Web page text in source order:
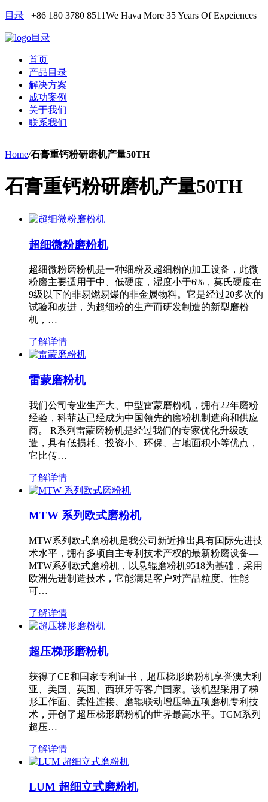
目录 +86 180 3780 8511We Hava More 35 Years Of Expeiences
目录
首页
产品目录
解决方案
成功案例
关于我们
联系我们
Home/石膏重钙粉研磨机产量50TH
石膏重钙粉研磨机产量50TH
超细微粉磨粉机
超细微粉磨粉机是一种细粉及超细粉的加工设备，此微
粉磨主要适用于中、低硬度，湿度小于6%，莫氏硬度在
9级以下的非易燃易爆的非金属物料。它是经过20多次的
试验和改进，为超细粉的生产而研发制造的新型磨粉
机，…
了解详情
雷蒙磨粉机
我们公司专业生产大、中型雷蒙磨粉机，拥有22年磨粉
经验，科菲达已经成为中国领先的磨粉机制造商和供应
商。 R系列雷蒙磨粉机是经过我们的专家优化升级改
造，具有低损耗、投资小、环保、占地面积小等优点，
它比传…
了解详情
MTW 系列欧式磨粉机
MTW系列欧式磨粉机是我公司新近推出具有国际先进技
术水平，拥有多项自主专利技术产权的最新粉磨设备—
MTW系列欧式磨粉机，以悬辊磨粉机9518为基础，采用
欧洲先进制造技术，它能满足客户对产品粒度、性能
可…
了解详情
超压梯形磨粉机
获得了CE和国家专利证书，超压梯形磨粉机享誉澳大利
亚、美国、英国、西班牙等客户国家。该机型采用了梯
形工作面、柔性连接、磨辊联动增压等五项磨机专利技
术，开创了超压梯形磨粉机的世界最高水平。TGM系列
超压…
了解详情
LUM 超细立式磨粉机